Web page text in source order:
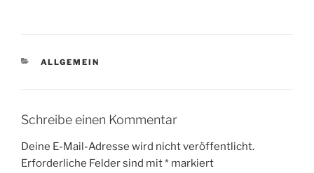
KATEGORIEN
ALLGEMEIN
Schreibe einen Kommentar
Deine E-Mail-Adresse wird nicht veröffentlicht.
Erforderliche Felder sind mit* markiert